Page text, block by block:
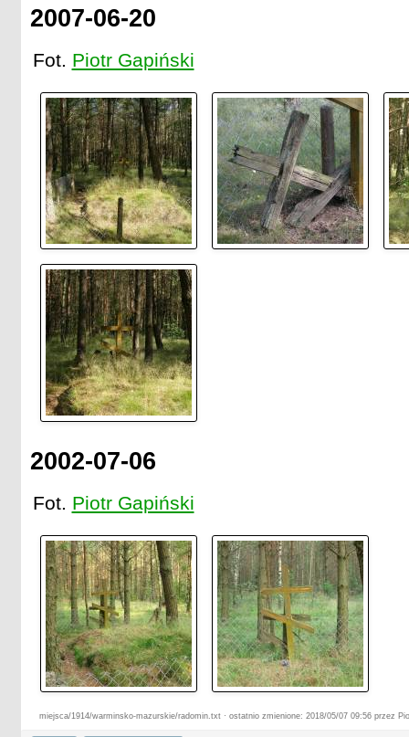
2007-06-20
Fot. Piotr Gapiński
2002-07-06
Fot. Piotr Gapiński
miejsca/1914/warminsko-mazurskie/radomin.txt · ostatnio zmienione: 2018/05/07 09:56 przez